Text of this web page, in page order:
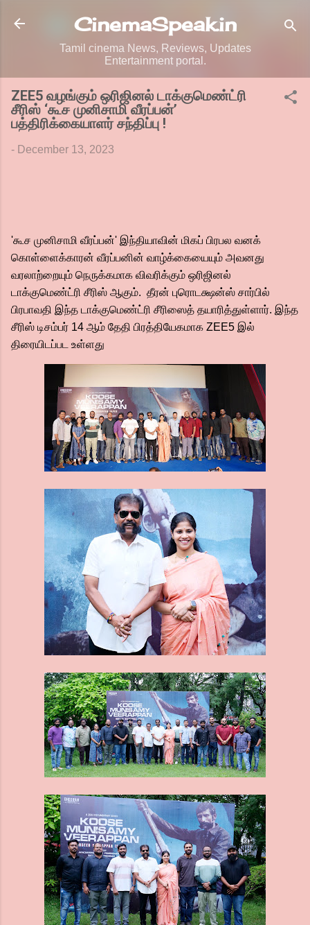
Skip to main content
CinemaSpeak.in
Tamil cinema News, Reviews, Updates
Entertainment portal.
ZEE5 வழங்கும் ஒரிஜினல் டாக்குமெண்ட்ரி
சீரிஸ் ‘கூச முனிசாமி வீரப்பன்’
பத்திரிக்கையாளர் சந்திப்பு !
- December 13, 2023
'கூச முனிசாமி வீரப்பன்' இந்தியாவின் மிகப் பிரபல வனக்
கொள்ளைக்காரன் வீரப்பனின் வாழ்க்கையையும் அவனது
வரலாற்றையும் நெருக்கமாக விவரிக்கும் ஒரிஜினல்
டாக்குமெண்ட்ரி சீரிஸ் ஆகும். தீரன் புரொடக்ஷன்ஸ் சார்பில்
பிரபாவதி இந்த டாக்குமெண்ட்ரி சீரிஸைத் தயாரித்துள்ளார். இந்த
சீரிஸ் டிசம்பர் 14 ஆம் தேதி பிரத்தியேகமாக ZEE5 இல்
திரையிடப்பட உள்ளது